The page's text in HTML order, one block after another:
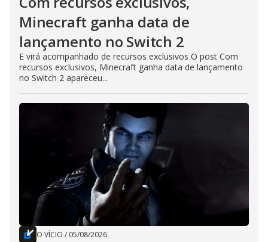
Minecraft ganha data de
lançamento no Switch 2
E virá acompanhado de recursos exclusivos O post Com
recursos exclusivos, Minecraft ganha data de lançamento
no Switch 2 apareceu...
O VÍCIO / 05/08/2026